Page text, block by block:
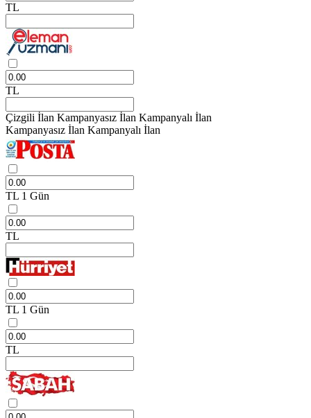
TL
TL
Çizgili İlan Kampanyasız İlan Kampanyalı İlan
Kampanyasız İlan Kampanyalı İlan
TL 1 Gün
TL
TL 1 Gün
TL